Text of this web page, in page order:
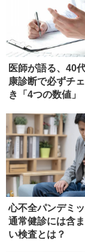
医師が語る、40
康診断で必ずチ
き「4つの数値」
心不全パンデミ
通常健診には含
い検査とは？